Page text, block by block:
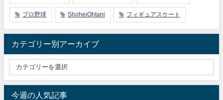
プロ野球 ShoheiOhtani フィギュアスケート
カテゴリー別アーカイブ
今週の人気記事